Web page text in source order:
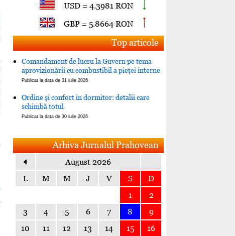
USD = 4.3981 RON
GBP = 5.8664 RON
Top articole
Comandament de lucru la Guvern pe tema
aprovizionării cu combustibil a pieţei interne
Publicat la data de 31 iulie 2026
Ordine şi confort in dormitor: detalii care
schimbă totul
Publicat la data de 30 iulie 2026
Arhiva Jurnalul Prahovean
August 2026
L
M M J V S
D
1
2
3
4 5 6 7 8
9
10
11 12 13 14 15
16